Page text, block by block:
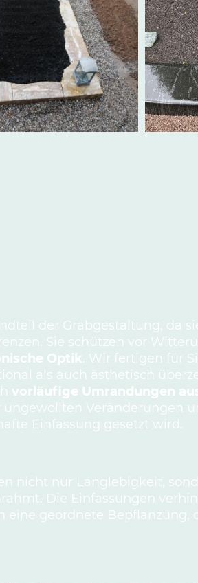
der Grabgestaltung, da
Sie schützen vor
Optik . Wir fertigen für
als auch ästhetisch
vorläufige Umrandungen
Veränderungen
Einfassung gesetzt wird.
nicht nur Langlebigkeit,
Die Einfassungen
geordnete Bepflanzung,